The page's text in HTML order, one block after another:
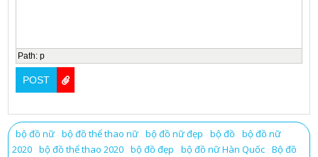
Path: p
bộ đồ nữ bộ đồ thể thao nữ bộ đồ nữ đẹp bộ đồ
bộ đồ nữ
2020 bộ đồ thể thao 2020 bộ đồ đẹp bộ đồ nữ Hàn Quốc Bộ đồ